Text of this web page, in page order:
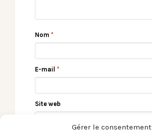
Gérer le consentement
Nom *
E-mail *
Site web